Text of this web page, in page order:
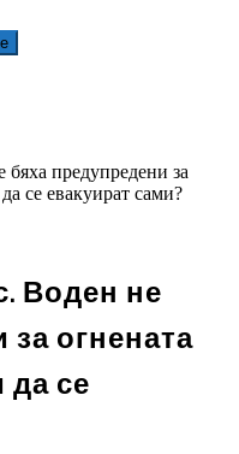
предупредени за
се евакуират сами?
Воден не
огнената
да се